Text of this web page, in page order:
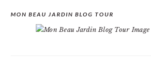
MON BEAU JARDIN BLOG TOUR